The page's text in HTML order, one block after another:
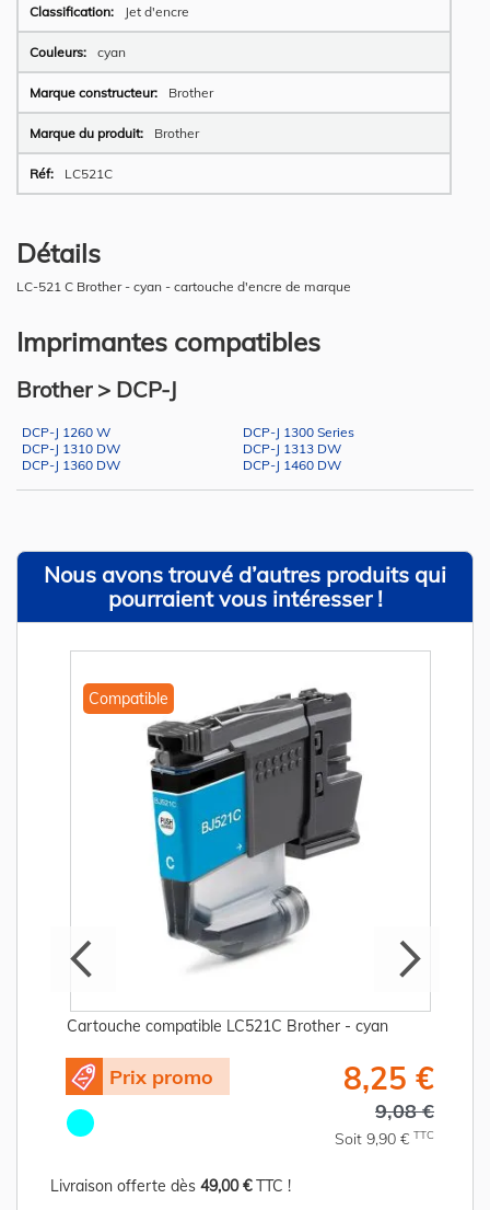
Jet d'encre
cyan
Brother
Brother
LC521C
Détails
LC-521 C Brother - cyan - cartouche d'encre de marque
Imprimantes compatibles
Brother > DCP-J
DCP-J 1260 W
DCP-J 1300 Series
DCP-J 1310 DW
DCP-J 1313 DW
DCP-J 1360 DW
DCP-J 1460 DW
Nous avons trouvé d’autres produits qui
pourraient vous intéresser !
Compatible
Cartouche compatible LC521C Brother - cyan
Prix promo 8,25 €
9,08 €
Soit 9,90 € TTC
Livraison offerte dès 49,00 €TTC !